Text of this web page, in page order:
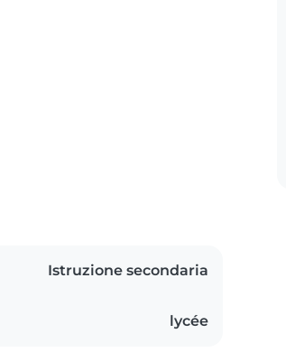
Istruzione secondaria
lycée